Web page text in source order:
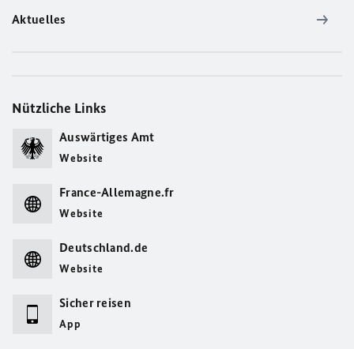
Aktuelles
Nützliche Links
Auswärtiges Amt
Website
France-Allemagne.fr
Website
Deutschland.de
Website
Sicher reisen
App